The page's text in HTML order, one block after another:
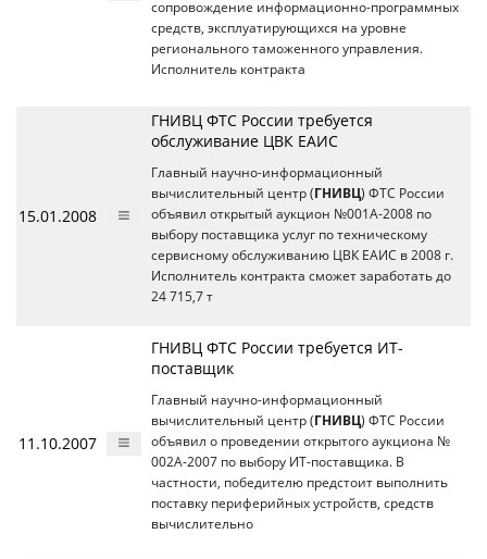
сопровождение информационно-программных
средств, эксплуатирующихся на уровне
регионального таможенного управления.
Исполнитель контракта
15.01.2008
ГНИВЦ ФТС России требуется
обслуживание ЦВК ЕАИС
Главный научно-информационный
вычислительный центр (ГНИВЦ) ФТС России
объявил открытый аукцион №001А-2008 по
выбору поставщика услуг по техническому
сервисному обслуживанию ЦВК ЕАИС в 2008 г.
Исполнитель контракта сможет заработать до
24 715,7 т
11.10.2007
ГНИВЦ ФТС России требуется ИТ-
поставщик
Главный научно-информационный
вычислительный центр (ГНИВЦ) ФТС России
объявил о проведении открытого аукциона №
002А-2007 по выбору ИТ-поставщика. В
частности, победителю предстоит выполнить
поставку периферийных устройств, средств
вычислительно